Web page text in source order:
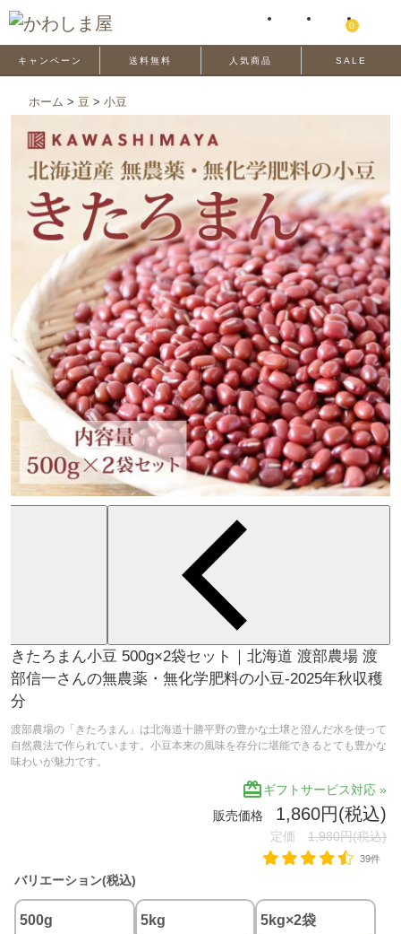
0
キャンペーン 送料無料 人気商品 SALE
ホーム > 豆 > 小豆
きたろまん小豆 500g×2袋セット｜北海道 渡部農場 渡
部信一さんの無農薬・無化学肥料の小豆-2025年秋収穫
分
渡部農場の「きたろまん」は北海道十勝平野の豊かな土壌と澄んだ水を使って
自然農法で作られています。小豆本来の風味を存分に堪能できるとても豊かな
味わいが魅力です。
redeemギフトサービス対応 »
販売価格 1,860円(税込)
定価1,980円(税込)
39件
バリエーション(税込)
500g 5kg 5kg×2袋